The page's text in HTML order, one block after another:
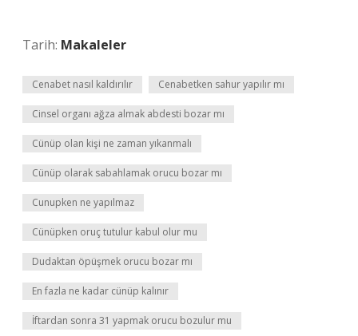
Tarih: Makaleler
Cenabet nasıl kaldırılır Cenabetken sahur yapılır mı
Cinsel organı ağza almak abdesti bozar mı
Cünüp olan kişi ne zaman yıkanmalı
Cünüp olarak sabahlamak orucu bozar mı
Cunupken ne yapılmaz
Cünüpken oruç tutulur kabul olur mu
Dudaktan öpüşmek orucu bozar mı
En fazla ne kadar cünüp kalınır
İftardan sonra 31 yapmak orucu bozulur mu